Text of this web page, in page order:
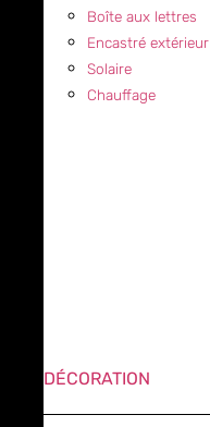
Boîte aux lettres
Encastré extérieur
Solaire
Chauffage
DÉCORATION